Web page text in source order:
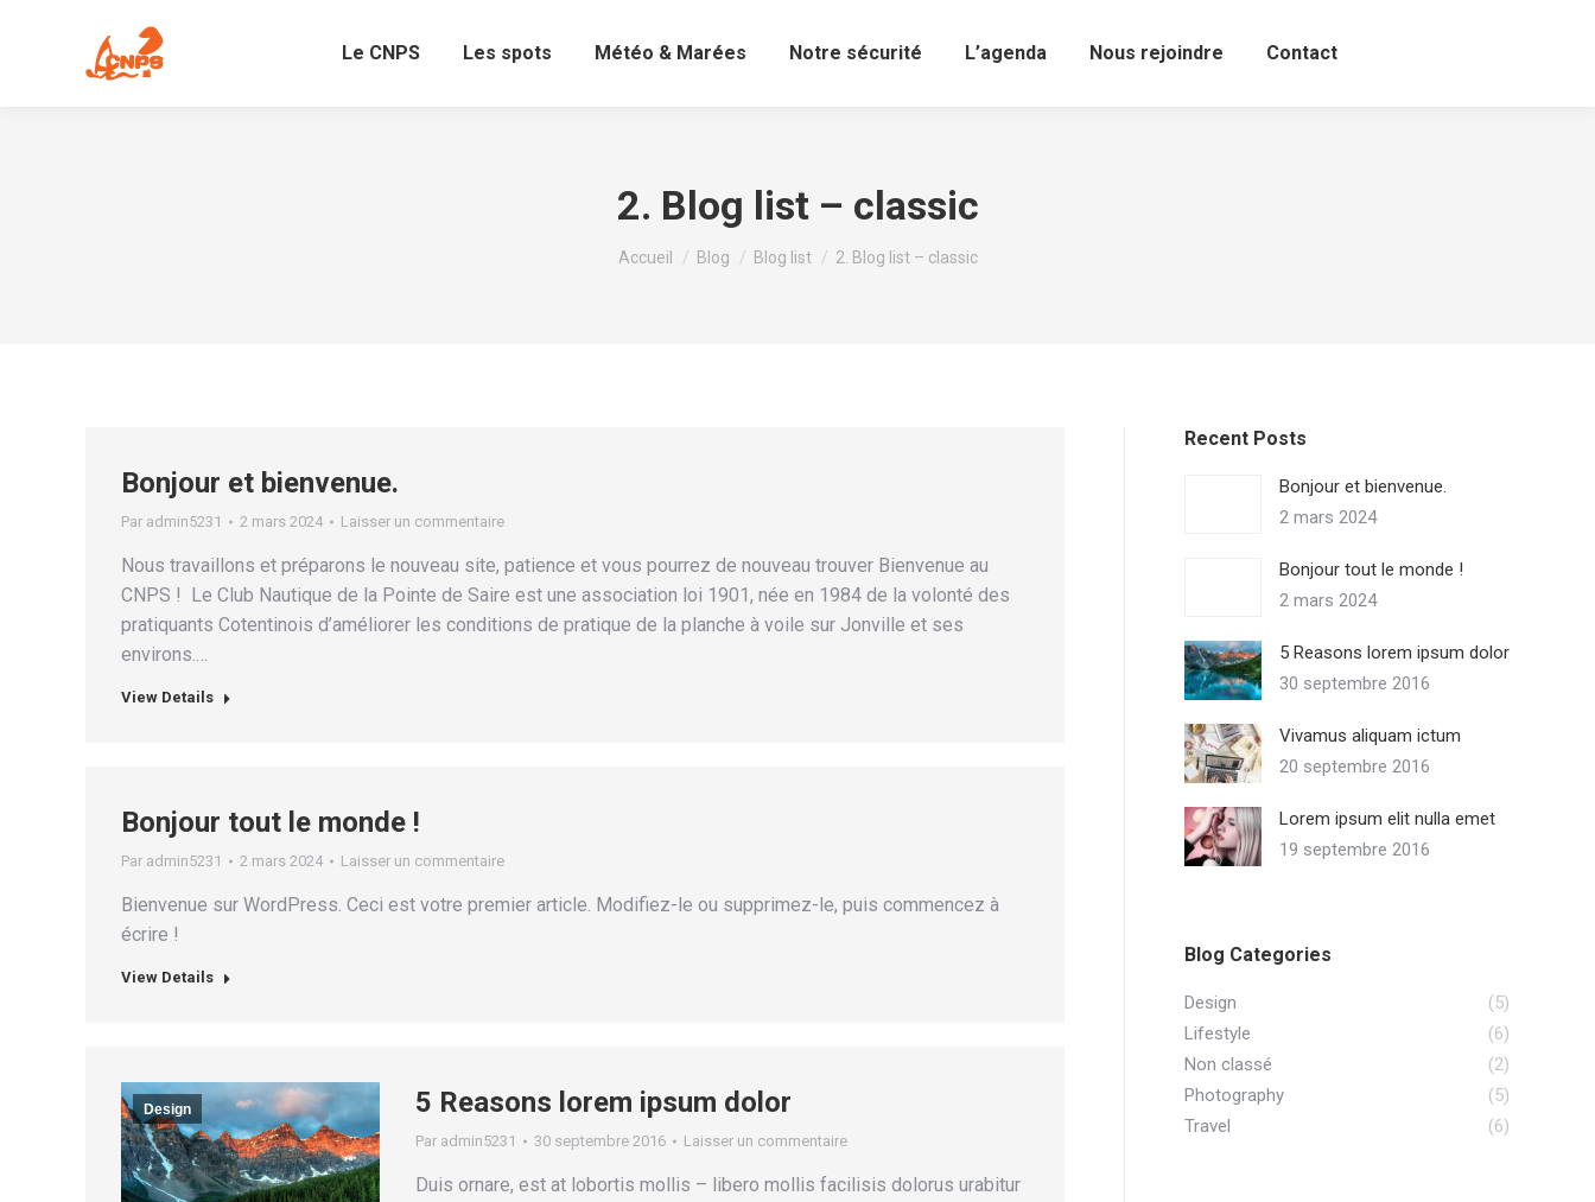
Le CNPS Les spots Météo & Marées Notre sécurité L’agenda Nous rejoindre Contact
2. Blog list – classic
Vous êtes ici :
Accueil Blog Blog list 2. Blog list – classic
Bonjour et bienvenue.
Par admin5231 2 mars 2024 Laisser un commentaire
Nous travaillons et préparons le nouveau site, patience et vous pourrez de nouveau trouver Bienvenue au
CNPS ! Le Club Nautique de la Pointe de Saire est une association loi 1901, née en 1984 de la volonté des
pratiquants Cotentinois d’améliorer les conditions de pratique de la planche à voile sur Jonville et ses
environs.…
View Details
Bonjour tout le monde !
Par admin5231 2 mars 2024 Laisser un commentaire
Bienvenue sur WordPress. Ceci est votre premier article. Modifiez-le ou supprimez-le, puis commencez à
écrire !
View Details
Design 5 Reasons lorem ipsum dolor
Par admin5231 30 septembre 2016 Laisser un commentaire
Duis ornare, est at lobortis mollis – libero mollis facilisis dolorus urabitur
Recent Posts
Bonjour et bienvenue.
2 mars 2024
Bonjour tout le monde !
2 mars 2024
5 Reasons lorem ipsum dolor
30 septembre 2016
Vivamus aliquam ictum
20 septembre 2016
Lorem ipsum elit nulla emet
19 septembre 2016
Blog Categories
Design
(5)
Lifestyle
(6)
Non classé
(2)
Photography
(5)
Travel
(6)